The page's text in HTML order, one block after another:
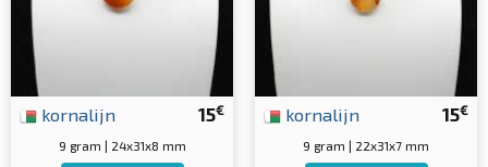
15€
kornalijn
9 gram | 24x31x8 mm
15€
kornalijn
9 gram | 22x31x7 mm